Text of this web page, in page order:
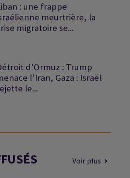
: une frappe
meurtrière, la
migratoire se...
d'Ormuz : Trump
l’Iran, Gaza : Israël
le...
Voir plus